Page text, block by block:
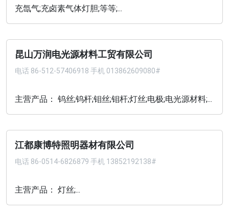
充氙气;充卤素气体灯胆;等等;...
昆山万润电光源材料工贸有限公司
电话 86-512-57406918 手机 013862609080#
主营产品： 钨丝;钨杆;钼丝;钼杆;灯丝;电极;电光源材料;...
江都康博特照明器材有限公司
电话 86-0514-6826879 手机 13852192138#
主营产品： 灯丝;...